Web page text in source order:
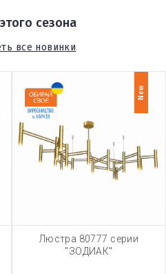
сезона
все новинки
New
Люстра 80777 серии
"ЗОДИАК"